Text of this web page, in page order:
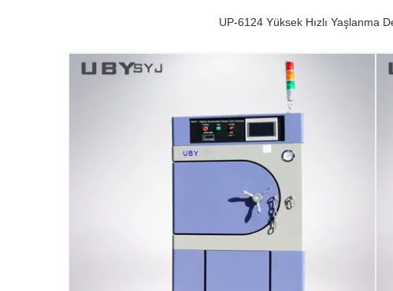
UP-6124 Yüksek Hızlı Yaşlanma